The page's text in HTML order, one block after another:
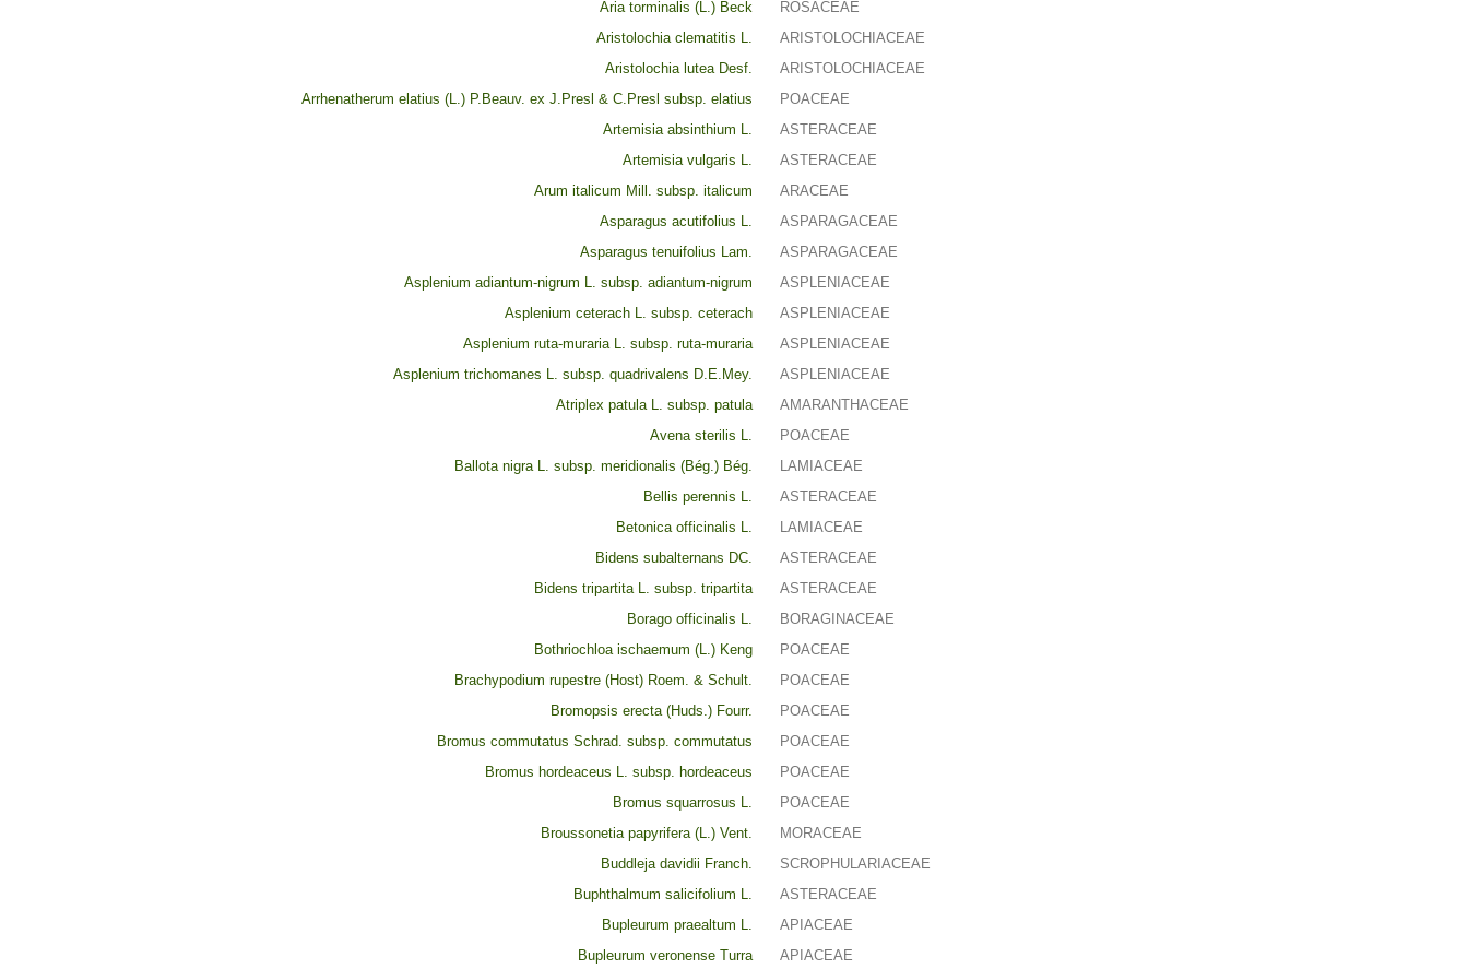
Aria torminalis (L.) Beck
ROSACEAE
Aristolochia clematitis L.
ARISTOLOCHIACEAE
Aristolochia lutea Desf.
ARISTOLOCHIACEAE
Arrhenatherum elatius (L.) P.Beauv. ex J.Presl & C.Presl subsp. elatius
POACEAE
Artemisia absinthium L.
ASTERACEAE
Artemisia vulgaris L.
ASTERACEAE
Arum italicum Mill. subsp. italicum
ARACEAE
Asparagus acutifolius L.
ASPARAGACEAE
Asparagus tenuifolius Lam.
ASPARAGACEAE
Asplenium adiantum-nigrum L. subsp. adiantum-nigrum
ASPLENIACEAE
Asplenium ceterach L. subsp. ceterach
ASPLENIACEAE
Asplenium ruta-muraria L. subsp. ruta-muraria
ASPLENIACEAE
Asplenium trichomanes L. subsp. quadrivalens D.E.Mey.
ASPLENIACEAE
Atriplex patula L. subsp. patula
AMARANTHACEAE
Avena sterilis L.
POACEAE
Ballota nigra L. subsp. meridionalis (Bég.) Bég.
LAMIACEAE
Bellis perennis L.
ASTERACEAE
Betonica officinalis L.
LAMIACEAE
Bidens subalternans DC.
ASTERACEAE
Bidens tripartita L. subsp. tripartita
ASTERACEAE
Borago officinalis L.
BORAGINACEAE
Bothriochloa ischaemum (L.) Keng
POACEAE
Brachypodium rupestre (Host) Roem. & Schult.
POACEAE
Bromopsis erecta (Huds.) Fourr.
POACEAE
Bromus commutatus Schrad. subsp. commutatus
POACEAE
Bromus hordeaceus L. subsp. hordeaceus
POACEAE
Bromus squarrosus L.
POACEAE
Broussonetia papyrifera (L.) Vent.
MORACEAE
Buddleja davidii Franch.
SCROPHULARIACEAE
Buphthalmum salicifolium L.
ASTERACEAE
Bupleurum praealtum L.
APIACEAE
Bupleurum veronense Turra
APIACEAE